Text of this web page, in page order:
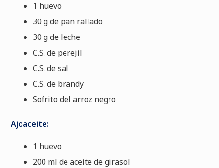
1 huevo
30 g de pan rallado
30 g de leche
C.S. de perejil
C.S. de sal
C.S. de brandy
Sofrito del arroz negro
Ajoaceite:
1 huevo
200 ml de aceite de girasol